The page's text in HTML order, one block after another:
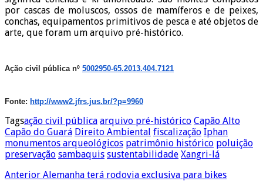
por cascas de moluscos, ossos de mamíferos e de peixes,
conchas, equipamentos primitivos de pesca e até objetos de
arte, que foram um arquivo pré-histórico.
Ação civil pública nº 5002950-65.2013.404.7121
Fonte: http://www2.jfrs.jus.br/?p=9960
Tagsação civil pública arquivo pré-histórico Capão Alto
Capão do Guará Direito Ambiental fiscalização Iphan
monumentos arqueológicos patrimônio histórico poluição
preservação sambaquis sustentabilidade Xangri-lá
Anterior Alemanha terá rodovia exclusiva para bikes